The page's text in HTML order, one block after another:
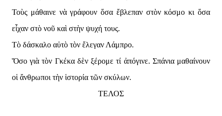
Τοὺς μάθαινε νὰ γράφουν ὅσα ἔβλεπαν στὸν κόσμο κι ὅσα
εἶχαν στὸ νοῦ καὶ στὴν ψυχή τους.
Τὸ δάσκαλο αὐτὸ τὸν ἔλεγαν Λάμπρο.
Ὅσο γιὰ τὸν Γκέκα δὲν ξέρομε τί ἀπόγινε. Σπάνια μαθαίνουν
οἱ ἄνθρωποι τὴν ἱστορία τῶν σκύλων.
ΤΕΛΟΣ